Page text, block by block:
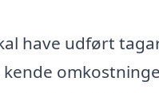
have udført